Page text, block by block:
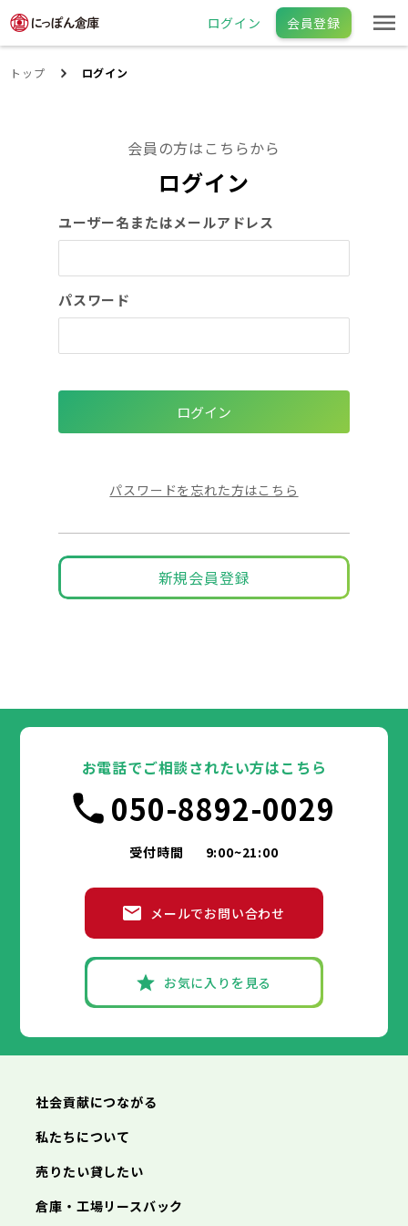
ログイン 会員登録
トップ ログイン
会員の方はこちらから
ログイン
ユーザー名またはメールアドレス
パスワード
パスワードを忘れた方はこちら
新規会員登録
お電話でご相談されたい方はこちら
050-8892-0029
受付時間 9:00~21:00
メールでお問い合わせ
お気に入りを見る
社会貢献につながる
私たちについて
売りたい貸したい
倉庫・工場リースバック